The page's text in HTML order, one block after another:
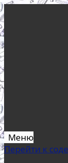
Меню
Перейти к